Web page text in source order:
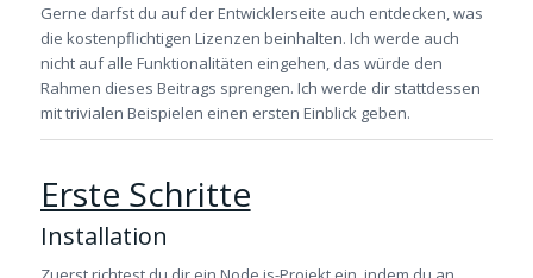
Gerne darfst du auf der Entwicklerseite auch entdecken, was
die kostenpflichtigen Lizenzen beinhalten. Ich werde auch
nicht auf alle Funktionalitäten eingehen, das würde den
Rahmen dieses Beitrags sprengen. Ich werde dir stattdessen
mit trivialen Beispielen einen ersten Einblick geben.
Erste Schritte
Installation